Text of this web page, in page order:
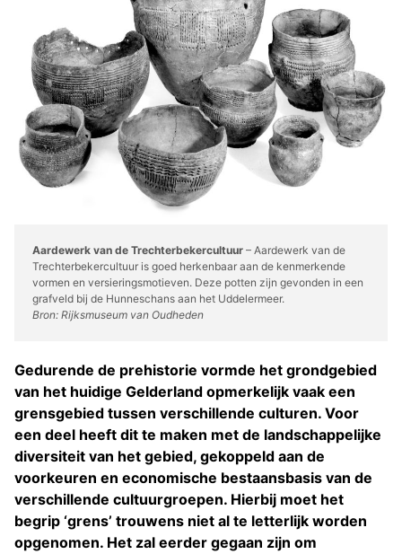
Aardewerk van de Trechterbekercultuur – Aardewerk van de
Trechterbekercultuur is goed herkenbaar aan de kenmerkende
vormen en versieringsmotieven. Deze potten zijn gevonden in een
grafveld bij de Hunneschans aan het Uddelermeer.
Bron: Rijksmuseum van Oudheden
Gedurende de prehistorie vormde het grondgebied
van het huidige Gelderland opmerkelijk vaak een
grensgebied tussen verschillende culturen. Voor
een deel heeft dit te maken met de landschappelijke
diversiteit van het gebied, gekoppeld aan de
voorkeuren en economische bestaansbasis van de
verschillende cultuurgroepen. Hierbij moet het
begrip ‘grens’ trouwens niet al te letterlijk worden
opgenomen. Het zal eerder gegaan zijn om